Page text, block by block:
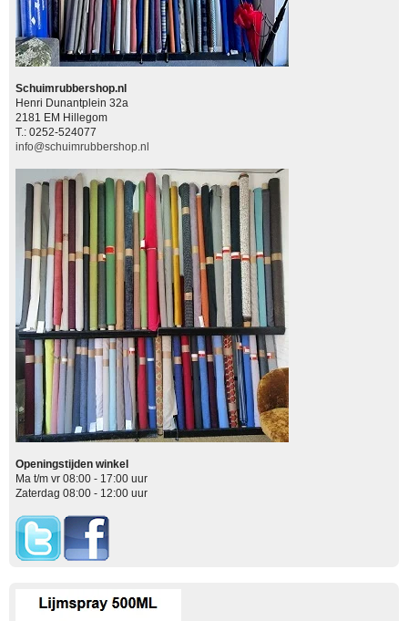
Schuimrubbershop.nl
Henri Dunantplein 32a
2181 EM Hillegom
T.: 0252-524077
info@schuimrubbershop.nl
Openingstijden winkel
Ma t/m vr 08:00 - 17:00 uur
Zaterdag 08:00 - 12:00 uur